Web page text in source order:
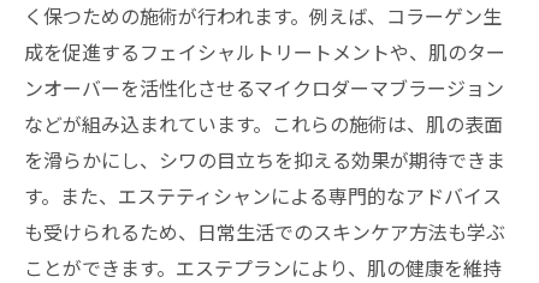
く保つための施術が行われます。例えば、コラーゲン生
成を促進するフェイシャルトリートメントや、肌のター
ンオーバーを活性化させるマイクロダーマブラージョン
などが組み込まれています。これらの施術は、肌の表面
を滑らかにし、シワの目立ちを抑える効果が期待できま
す。また、エステティシャンによる専門的なアドバイス
も受けられるため、日常生活でのスキンケア方法も学ぶ
ことができます。エステプランにより、肌の健康を維持